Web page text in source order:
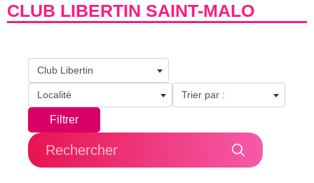
CLUB LIBERTIN SAINT-MALO
Club Libertin
Localité Trier par :
Filtrer